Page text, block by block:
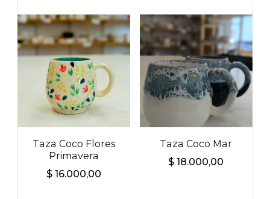
Taza Coco Flores
Primavera
$ 16.000,00
Taza Coco Mar
$ 18.000,00